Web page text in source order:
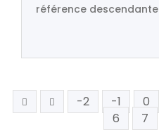
référence descendante
-2 -1 0
6
7